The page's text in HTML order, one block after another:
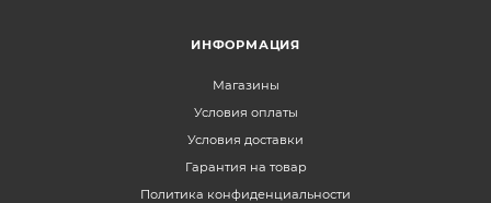
ИНФОРМАЦИЯ
Магазины
Условия оплаты
Условия доставки
Гарантия на товар
Политика конфиденциальности